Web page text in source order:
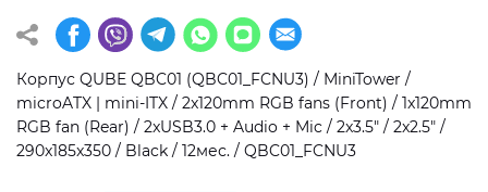
Операционная система
Windows 11 Home
Windows 11 Pro
Без ОС
Тип накопителя
SSD
HDD
SSD + HDD
Корпус QUBE QBC01 (QBC01_FCNU3) / MiniTower /
microATX | mini-ITX / 2x120mm RGB fans (Front) / 1x120mm
RGB fan (Rear) / 2xUSB3.0 + Audio + Mic / 2x3.5" / 2x2.5" /
290x185x350 / Black / 12мес. / QBC01_FCNU3